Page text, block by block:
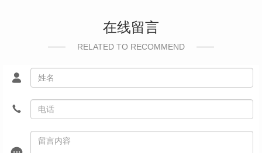
在线留言
RELATED TO RECOMMEND